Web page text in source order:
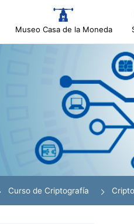
Museo Casa de la Moneda
Curso de Criptografía